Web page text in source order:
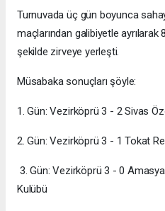
Turnuvada üç gün boyunca
maçlarından galibiyetle
şekilde zirveye yerleşti.
Müsabaka sonuçları şöyle:
1. Gün: Vezirköprü 3 - 2 Sivas
2. Gün: Vezirköprü 3 - 1 Tokat
3. Gün: Vezirköprü 3 - 0
Kulübü